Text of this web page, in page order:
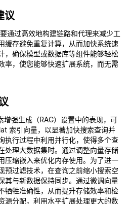
议
通过高效地构建链路和代理来减少工
缓存避免重复计算，从而加快系统速
，确保模型或数据库等组件能够轻松
率，使您能够快速扩展系统，而无需
强生成（RAG）设置中的表现，可
索引向量，以显著加快搜索查询并
执行过程中利用并行化，使得多个查
处理大数据集时。通过调整向量存储
压缩嵌入来优化内存使用。为了进一
预过滤技术，在查询之前缩小搜索空
其与新数据保持同步。通过微调向量
牺牲准确性，从而提升存储效率和检
源分配，利用水平扩展处理更大的数